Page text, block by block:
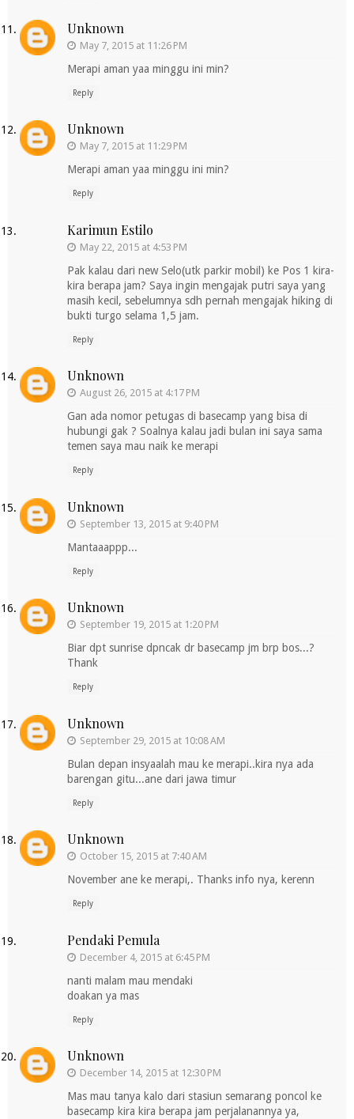
Unknown
May 7, 2015 at 11:26 PM
Merapi aman yaa minggu ini min?
Reply
Unknown
May 7, 2015 at 11:29 PM
Merapi aman yaa minggu ini min?
Reply
Karimun Estilo
May 22, 2015 at 4:53 PM
Pak kalau dari new Selo(utk parkir mobil) ke Pos 1 kira-
kira berapa jam? Saya ingin mengajak putri saya yang
masih kecil, sebelumnya sdh pernah mengajak hiking di
bukti turgo selama 1,5 jam.
Reply
Unknown
August 26, 2015 at 4:17 PM
Gan ada nomor petugas di basecamp yang bisa di
hubungi gak ? Soalnya kalau jadi bulan ini saya sama
temen saya mau naik ke merapi
Reply
Unknown
September 13, 2015 at 9:40 PM
Mantaaappp...
Reply
Unknown
September 19, 2015 at 1:20 PM
Biar dpt sunrise dpncak dr basecamp jm brp bos...?
Thank
Reply
Unknown
September 29, 2015 at 10:08 AM
Bulan depan insyaalah mau ke merapi..kira nya ada
barengan gitu...ane dari jawa timur
Reply
Unknown
October 15, 2015 at 7:40 AM
November ane ke merapi,. Thanks info nya, kerenn
Reply
Pendaki Pemula
December 4, 2015 at 6:45 PM
nanti malam mau mendaki
doakan ya mas
Reply
Unknown
December 14, 2015 at 12:30 PM
Mas mau tanya kalo dari stasiun semarang poncol ke
basecamp kira kira berapa jam perjalanannya ya,